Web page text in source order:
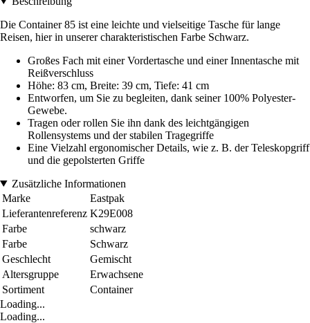
Die Container 85 ist eine leichte und vielseitige Tasche für lange
Reisen, hier in unserer charakteristischen Farbe Schwarz.
Großes Fach mit einer Vordertasche und einer Innentasche mit
Reißverschluss
Höhe: 83 cm, Breite: 39 cm, Tiefe: 41 cm
Entworfen, um Sie zu begleiten, dank seiner 100% Polyester-
Gewebe.
Tragen oder rollen Sie ihn dank des leichtgängigen
Rollensystems und der stabilen Tragegriffe
Eine Vielzahl ergonomischer Details, wie z. B. der Teleskopgriff
und die gepolsterten Griffe
Zusätzliche Informationen
Marke
Eastpak
Lieferantenreferenz K29E008
Farbe
schwarz
Farbe
Schwarz
Geschlecht
Gemischt
Altersgruppe
Erwachsene
Sortiment
Container
Loading...
Loading...